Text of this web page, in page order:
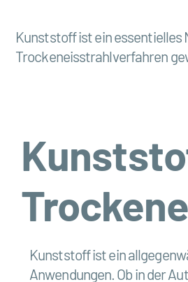
Kunststoff ist ein essentielles
Trockeneisstrahlverfahren
Kunststoff ist ein
Anwendungen. Ob in der